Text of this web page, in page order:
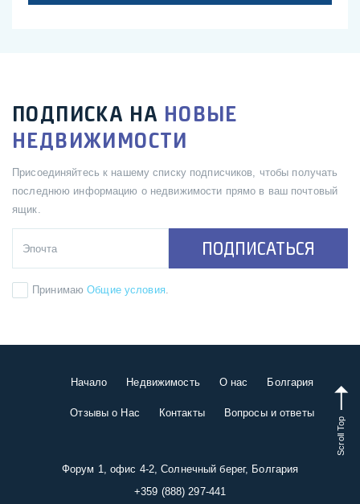
ПОДПИСКА НА НОВЫЕ
НЕДВИЖИМОСТИ
Присоединяйтесь к нашему списку подписчиков, чтобы получать
последнюю информацию о недвижимости прямо в ваш почтовый
ящик.
ПОДПИСАТЬСЯ
ПринимаюОбщие условия.
Начало Недвижимость О нас Болгария
Отзывы о Нас Контакты Вопросы и ответы
Форум 1, офис 4-2, Солнечный берег, Болгария
+359 (888) 297-441
Scroll Top